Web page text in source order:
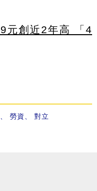
元創近2年高 「4
勞資 對立